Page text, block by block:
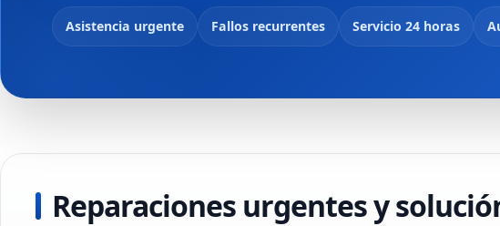
Asistencia urgente Fallos recurrentes Servicio 24 horas
Reparaciones urgentes y